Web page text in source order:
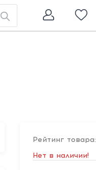
Рейтинг товара:
Нет в наличии!